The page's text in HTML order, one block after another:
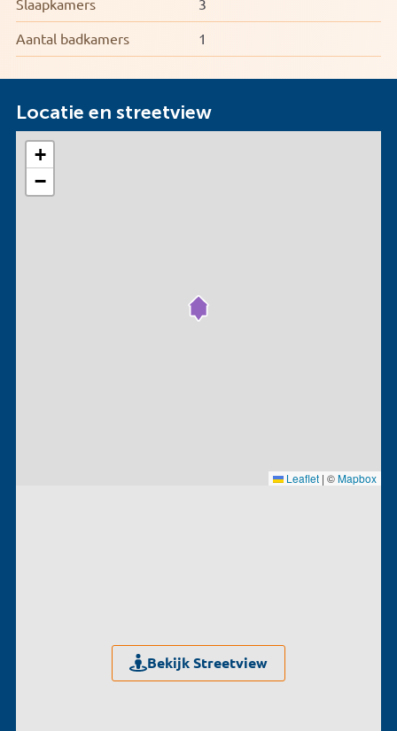
Slaapkamers 3
Aantal badkamers 1
Locatie en streetview
+
−
Leaflet | ©Mapbox
Bekijk Streetview